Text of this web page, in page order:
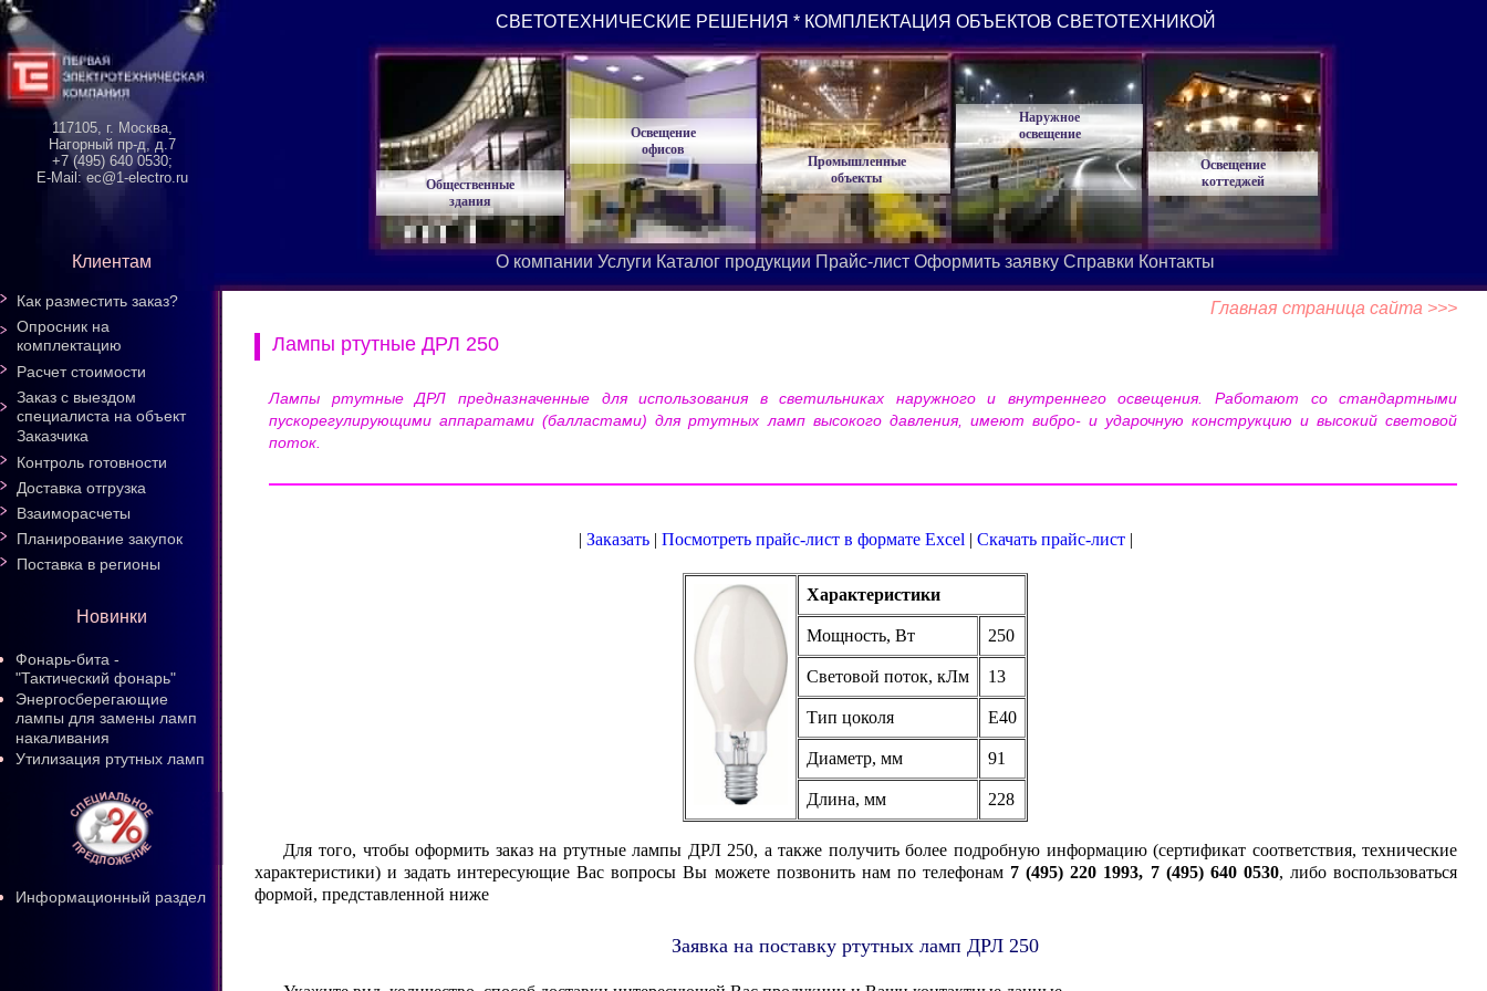
Главная страница сайта >>>
Лампы ртутные ДРЛ 250
Лампы ртутные ДРЛ предназначенные для использования в светильниках наружного и внутреннего освещения. Работают со стандартными
пускорегулирующими аппаратами (балластами) для ртутных ламп высокого давления, имеют вибро- и ударочную конструкцию и высокий световой
поток.
| Заказать| Посмотреть прайс-лист в формате Excel | Скачать прайс-лист|
Характеристики
Мощность, Вт 250
Световой поток, кЛм 13
Тип цоколя E40
Диаметр, мм 91
Длина, мм 228
Для того, чтобы оформить заказ на ртутные лампы ДРЛ 250, а также получить более подробную информацию (сертификат соответствия, технические
характеристики) и задать интересующие Вас вопросы Вы можете позвонить нам по телефонам 7 (495) 220 1993, 7 (495) 640 0530, либо воспользоваться
формой, представленной ниже
Заявка на поставку ртутных ламп ДРЛ 250
Как разместить заказ?
Опросник на
комплектацию
Расчет стоимости
Заказ с выездом
специалиста на объект
Заказчика
Контроль готовности
Доставка отгрузка
Взаиморасчеты
Планирование закупок
Поставка в регионы
Новинки
Фонарь-бита -
"Тактический фонарь"
Энергосберегающие
лампы для замены ламп
накаливания
Утилизация ртутных ламп
Информационный раздел
117105, г. Москва,
Нагорный пр-д, д.7
+7 (495) 640 0530;
E-Mail: ec@1-electro.ru
Клиентам
СВЕТОТЕХНИЧЕСКИЕ РЕШЕНИЯ * КОМПЛЕКТАЦИЯ ОБЪЕКТОВ СВЕТОТЕХНИКОЙ
Общественные
здания
Освещение
офисов
Промышленные
объекты
Наружное
освещение
Освещение
коттеджей
О компании Услуги Каталог продукции Прайс-лист Оформить заявку Справки Контакты